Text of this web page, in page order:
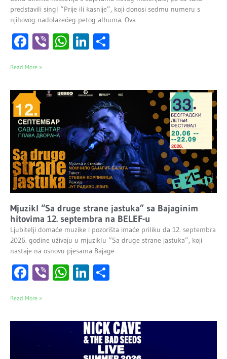
predstavili singl “Prije ili kasnije”, koji donosi sedmu numeru s
njihovog nadolazećeg petog albuma. Ova
Facebook
ViberWhatsApp
LinkedIn
Read More »
Mjuzikl “Sa druge strane jastuka” sa Bajaginim
hitovima 12. septembra na BELEF-u
Ljubitelji domaće muzike i pozorišta imaće priliku da 12. septembra
2026. godine uživaju u mjuziklu “Sa druge strane jastuka”, koji
nastaje na osnovu pjesama Bajage
Facebook
ViberWhatsApp
LinkedIn
Read More »